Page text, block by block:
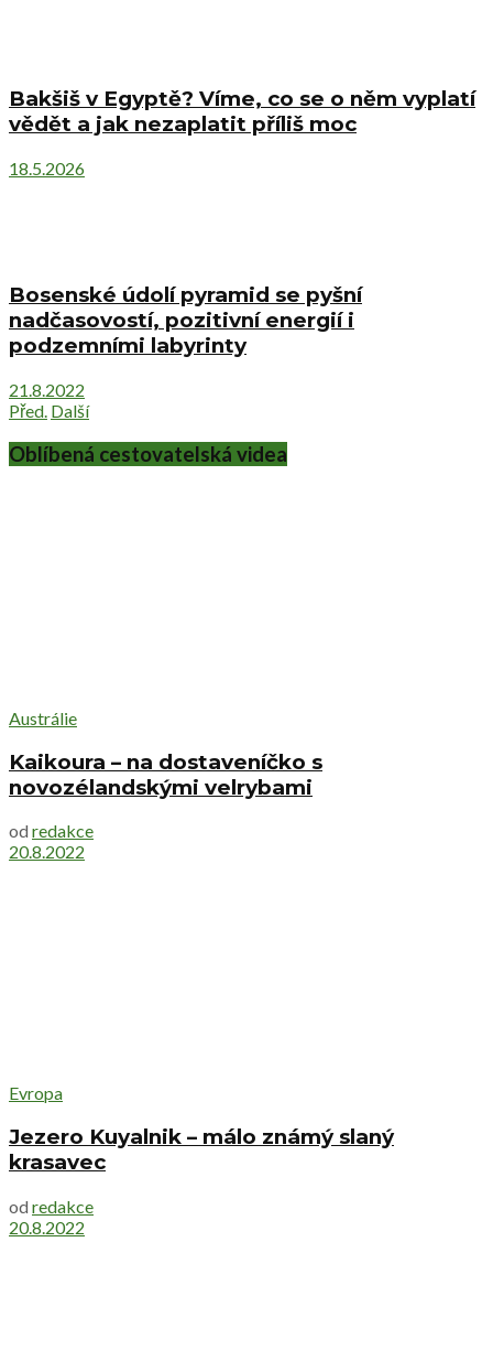
Bakšiš v Egyptě? Víme, co se o něm vyplatí
vědět a jak nezaplatit příliš moc
18.5.2026
Bosenské údolí pyramid se pyšní
nadčasovostí, pozitivní energií i
podzemními labyrinty
21.8.2022
Před. Další
Oblíbená cestovatelská videa
Austrálie
Kaikoura – na dostaveníčko s
novozélandskými velrybami
od redakce
20.8.2022
Evropa
Jezero Kuyalnik – málo známý slaný
krasavec
od redakce
20.8.2022